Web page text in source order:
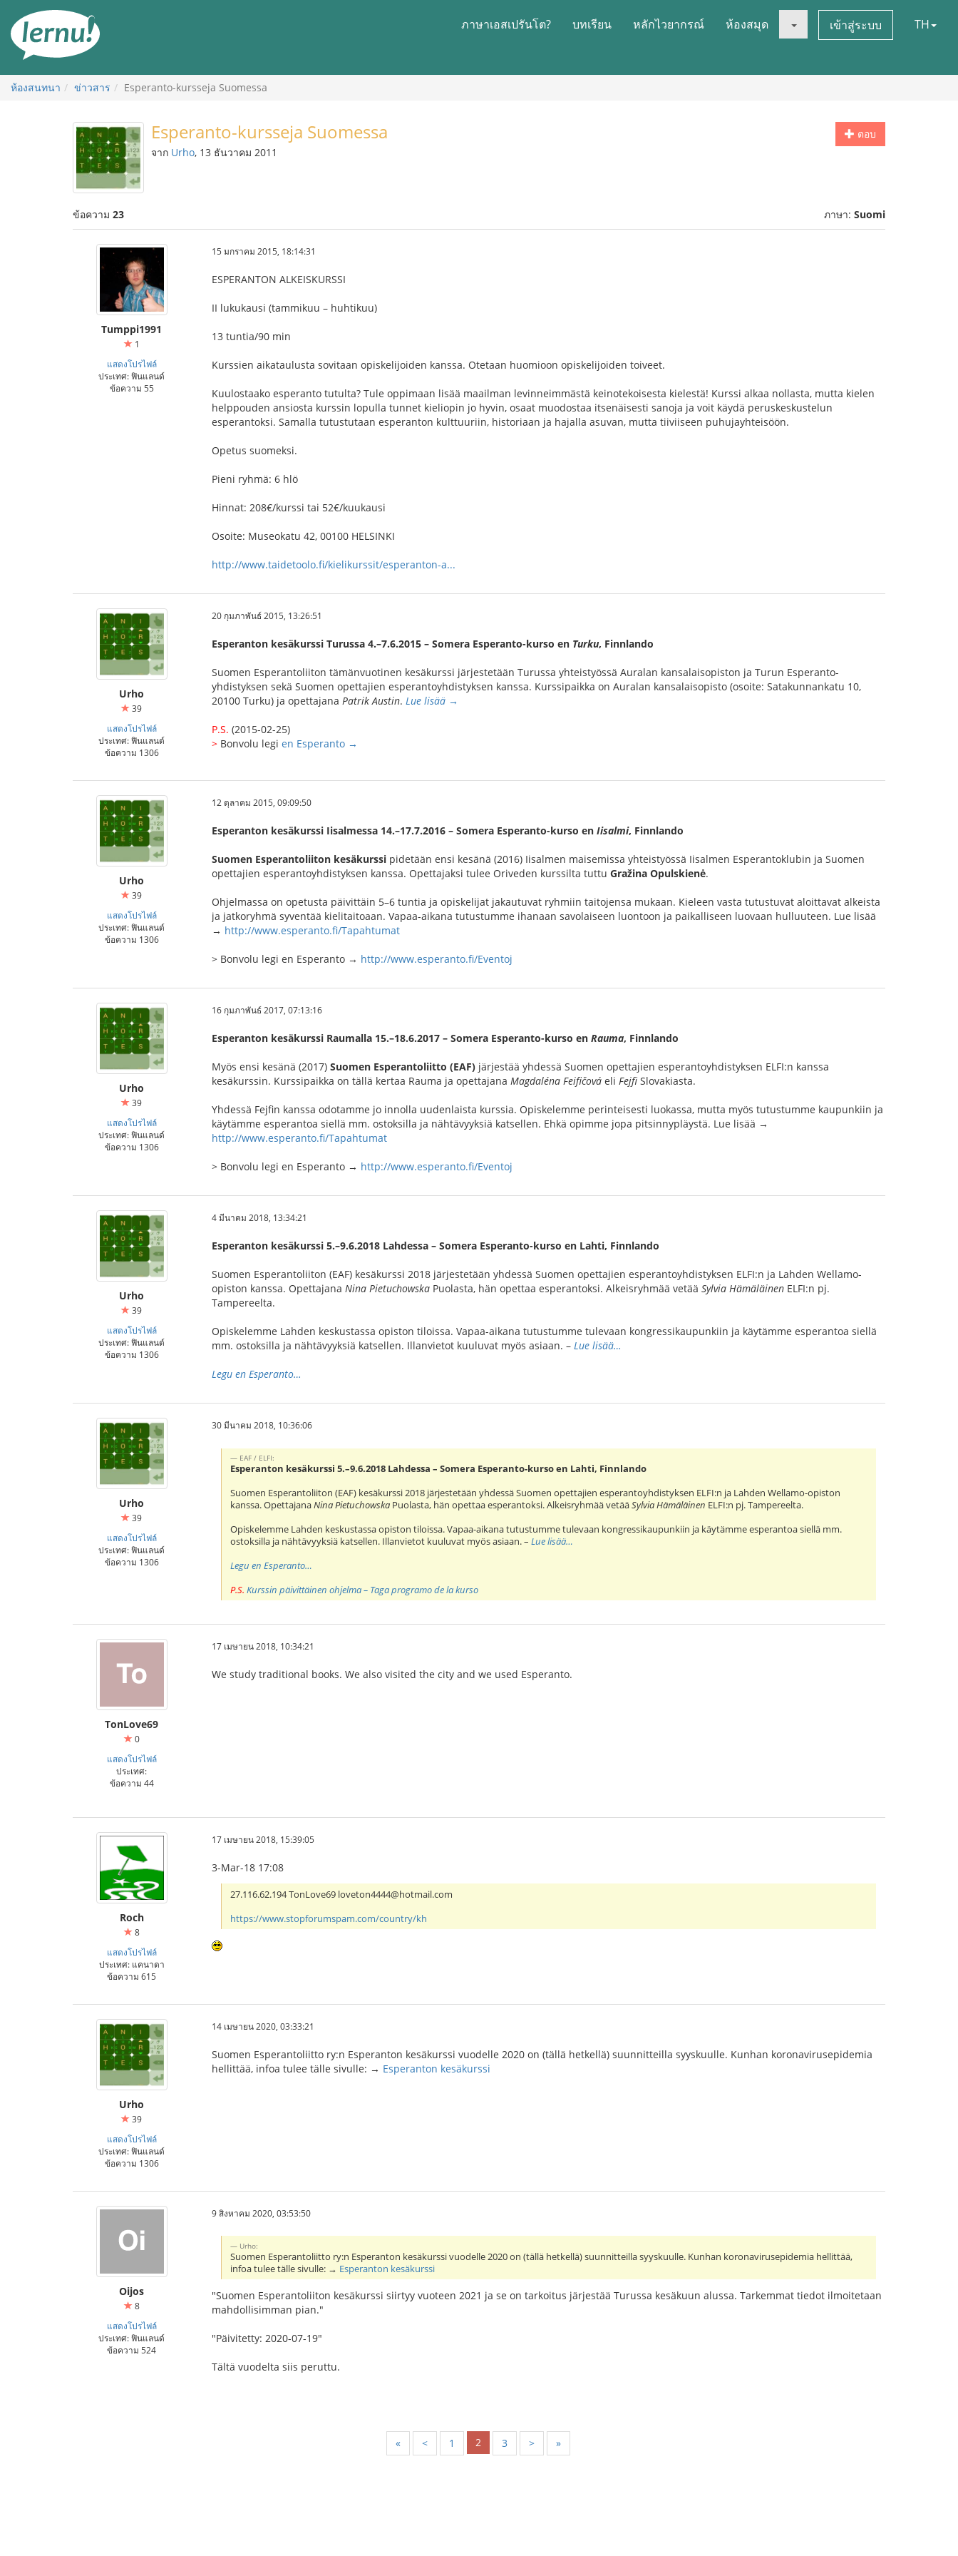
สารบัญ
ภาษาเอสเปรันโต? บทเรียน หลักไวยากรณ์ ห้องสมุด เข้าสู่ระบบ TH
ห้องสนทนา ข่าวสาร Esperanto-kursseja Suomessa
ตอบ
Esperanto-kursseja Suomessa
จาก Urho, 13 ธันวาคม 2011
ข้อความ 23 ภาษา: Suomi
Tumppi1991
1
แสดงโปรไฟล์
ประเทศ: ฟินแลนด์
ข้อความ 55
15 มกราคม 2015, 18:14:31
ESPERANTON ALKEISKURSSI
II lukukausi (tammikuu – huhtikuu)
13 tuntia/90 min
Kurssien aikataulusta sovitaan opiskelijoiden kanssa. Otetaan huomioon opiskelijoiden toiveet.
Kuulostaako esperanto tutulta? Tule oppimaan lisää maailman levinneimmästä keinotekoisesta kielestä! Kurssi alkaa nollasta, mutta kielen
helppouden ansiosta kurssin lopulla tunnet kieliopin jo hyvin, osaat muodostaa itsenäisesti sanoja ja voit käydä peruskeskustelun
esperantoksi. Samalla tutustutaan esperanton kulttuuriin, historiaan ja hajalla asuvan, mutta tiiviiseen puhujayhteisöön.
Opetus suomeksi.
Pieni ryhmä: 6 hlö
Hinnat: 208€/kurssi tai 52€/kuukausi
Osoite: Museokatu 42, 00100 HELSINKI
http://www.taidetoolo.fi/kielikurssit/esperanton-a...
Urho
39
แสดงโปรไฟล์
ประเทศ: ฟินแลนด์
ข้อความ 1306
20 กุมภาพันธ์ 2015, 13:26:51
Esperanton kesäkurssi Turussa 4.–7.6.2015 – Somera Esperanto-kurso en Turku, Finnlando
Suomen Esperantoliiton tämänvuotinen kesäkurssi järjestetään Turussa yhteistyössä Auralan kansalaisopiston ja Turun Esperanto-
yhdistyksen sekä Suomen opettajien esperantoyhdistyksen kanssa. Kurssipaikka on Auralan kansalaisopisto (osoite: Satakunnankatu 10,
20100 Turku) ja opettajana Patrik Austin. Lue lisää →
P.S. (2015-02-25)
> Bonvolu legi en Esperanto →
Urho
39
แสดงโปรไฟล์
ประเทศ: ฟินแลนด์
ข้อความ 1306
12 ตุลาคม 2015, 09:09:50
Esperanton kesäkurssi Iisalmessa 14.–17.7.2016 – Somera Esperanto-kurso en Iisalmi, Finnlando
Suomen Esperantoliiton kesäkurssi pidetään ensi kesänä (2016) Iisalmen maisemissa yhteistyössä Iisalmen Esperantoklubin ja Suomen
opettajien esperantoyhdistyksen kanssa. Opettajaksi tulee Oriveden kurssilta tuttu Gražina Opulskienė.
Ohjelmassa on opetusta päivittäin 5–6 tuntia ja opiskelijat jakautuvat ryhmiin taitojensa mukaan. Kieleen vasta tutustuvat aloittavat alkeista
ja jatkoryhmä syventää kielitaitoaan. Vapaa-aikana tutustumme ihanaan savolaiseen luontoon ja paikalliseen luovaan hulluuteen. Lue lisää
→ http://www.esperanto.fi/Tapahtumat
> Bonvolu legi en Esperanto → http://www.esperanto.fi/Eventoj
Urho
39
แสดงโปรไฟล์
ประเทศ: ฟินแลนด์
ข้อความ 1306
16 กุมภาพันธ์ 2017, 07:13:16
Esperanton kesäkurssi Raumalla 15.–18.6.2017 – Somera Esperanto-kurso en Rauma, Finnlando
Myös ensi kesänä (2017) Suomen Esperantoliitto (EAF) järjestää yhdessä Suomen opettajien esperantoyhdistyksen ELFI:n kanssa
kesäkurssin. Kurssipaikka on tällä kertaa Rauma ja opettajana Magdaléna Feifičová eli Fejfi Slovakiasta.
Yhdessä Fejfin kanssa odotamme jo innolla uudenlaista kurssia. Opiskelemme perinteisesti luokassa, mutta myös tutustumme kaupunkiin ja
käytämme esperantoa siellä mm. ostoksilla ja nähtävyyksiä katsellen. Ehkä opimme jopa pitsinnypläystä. Lue lisää →
http://www.esperanto.fi/Tapahtumat
> Bonvolu legi en Esperanto → http://www.esperanto.fi/Eventoj
Urho
39
แสดงโปรไฟล์
ประเทศ: ฟินแลนด์
ข้อความ 1306
4 มีนาคม 2018, 13:34:21
Esperanton kesäkurssi 5.–9.6.2018 Lahdessa – Somera Esperanto-kurso en Lahti, Finnlando
Suomen Esperantoliiton (EAF) kesäkurssi 2018 järjestetään yhdessä Suomen opettajien esperantoyhdistyksen ELFI:n ja Lahden Wellamo-
opiston kanssa. Opettajana Nina Pietuchowska Puolasta, hän opettaa esperantoksi. Alkeisryhmää vetää Sylvia Hämäläinen ELFI:n pj.
Tampereelta.
Opiskelemme Lahden keskustassa opiston tiloissa. Vapaa-aikana tutustumme tulevaan kongressikaupunkiin ja käytämme esperantoa siellä
mm. ostoksilla ja nähtävyyksiä katsellen. Illanvietot kuuluvat myös asiaan. – Lue lisää…
Legu en Esperanto…
Urho
39
แสดงโปรไฟล์
ประเทศ: ฟินแลนด์
ข้อความ 1306
30 มีนาคม 2018, 10:36:06
EAF / ELFI:
Esperanton kesäkurssi 5.–9.6.2018 Lahdessa – Somera Esperanto-kurso en Lahti, Finnlando
Suomen Esperantoliiton (EAF) kesäkurssi 2018 järjestetään yhdessä Suomen opettajien esperantoyhdistyksen ELFI:n ja Lahden Wellamo-opiston
kanssa. OpettajanaNina Pietuchowska Puolasta, hän opettaa esperantoksi. Alkeisryhmää vetääSylvia Hämäläinen ELFI:n pj. Tampereelta.
Opiskelemme Lahden keskustassa opiston tiloissa. Vapaa-aikana tutustumme tulevaan kongressikaupunkiin ja käytämme esperantoa siellä mm.
ostoksilla ja nähtävyyksiä katsellen. Illanvietot kuuluvat myös asiaan. –Lue lisää…
Legu en Esperanto…
P.S. Kurssin päivittäinen ohjelma – Taga programo de la kurso
TonLove69
0
แสดงโปรไฟล์
ประเทศ:
ข้อความ 44
17 เมษายน 2018, 10:34:21
We study traditional books. We also visited the city and we used Esperanto.
Roch
8
แสดงโปรไฟล์
ประเทศ: แคนาดา
ข้อความ 615
17 เมษายน 2018, 15:39:05
3-Mar-18 17:08
27.116.62.194 TonLove69 loveton4444@hotmail.com
https://www.stopforumspam.com/country/kh
Urho
39
แสดงโปรไฟล์
ประเทศ: ฟินแลนด์
ข้อความ 1306
14 เมษายน 2020, 03:33:21
Suomen Esperantoliitto ry:n Esperanton kesäkurssi vuodelle 2020 on (tällä hetkellä) suunnitteilla syyskuulle. Kunhan koronavirusepidemia
hellittää, infoa tulee tälle sivulle: → Esperanton kesäkurssi
Oijos
8
แสดงโปรไฟล์
ประเทศ: ฟินแลนด์
ข้อความ 524
9 สิงหาคม 2020, 03:53:50
Urho:
Suomen Esperantoliitto ry:n Esperanton kesäkurssi vuodelle 2020 on (tällä hetkellä) suunnitteilla syyskuulle. Kunhan koronavirusepidemia hellittää,
infoa tulee tälle sivulle: → Esperanton kesäkurssi
"Suomen Esperantoliiton kesäkurssi siirtyy vuoteen 2021 ja se on tarkoitus järjestää Turussa kesäkuun alussa. Tarkemmat tiedot ilmoitetaan
mahdollisimman pian."
"Päivitetty: 2020-07-19"
Tältä vuodelta siis peruttu.
« < 1 2 3 > »